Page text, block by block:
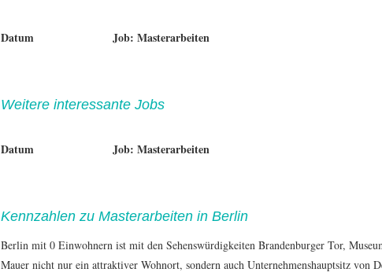
Datum Job: Masterarbeiten
Weitere interessante Jobs
Datum Job: Masterarbeiten
Kennzahlen zu Masterarbeiten in Berlin
Berlin mit 0 Einwohnern ist mit den Sehenswürdigkeiten Brandenburger Tor,
Mauer nicht nur ein attraktiver Wohnort, sondern auch Unternehmenshauptsitz